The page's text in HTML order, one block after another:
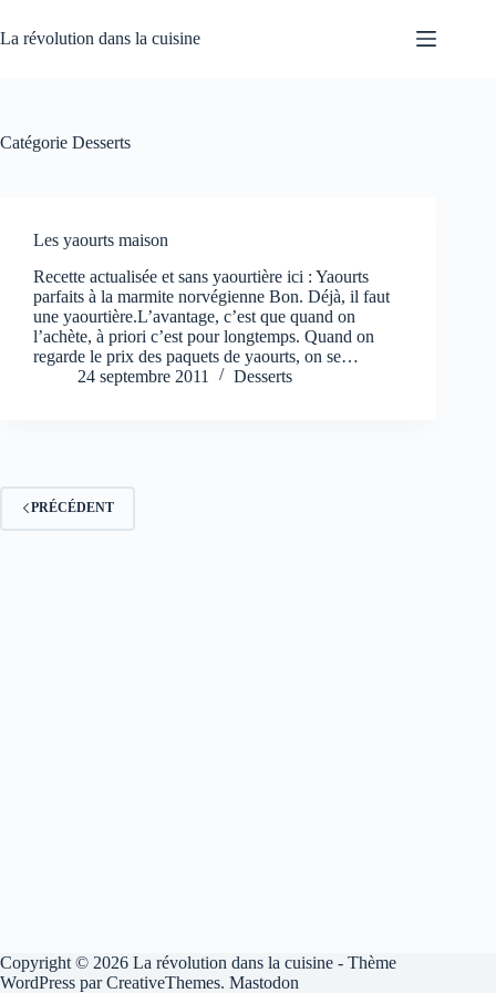
au
contenu
La révolution dans la cuisine
Catégorie Desserts
Les yaourts maison
Recette actualisée et sans yaourtière ici : Yaourts
parfaits à la marmite norvégienne Bon. Déjà, il faut
une yaourtière.L’avantage, c’est que quand on
l’achète, à priori c’est pour longtemps. Quand on
regarde le prix des paquets de yaourts, on se…
24 septembre 2011
Desserts
PRÉCÉDENT
Copyright © 2026 La révolution dans la cuisine - Thème
WordPress parCreativeThemes. Mastodon